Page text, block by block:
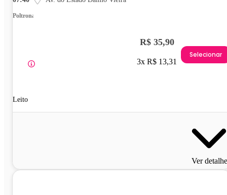
Poltrona
Leito
R$ 35,90
3x R$ 13,31
Selecionar
Ver